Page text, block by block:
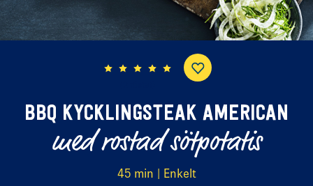
BBQ KYCKLINGSTEAK AMERICAN
med rostad sötpotatis
45 min | Enkelt